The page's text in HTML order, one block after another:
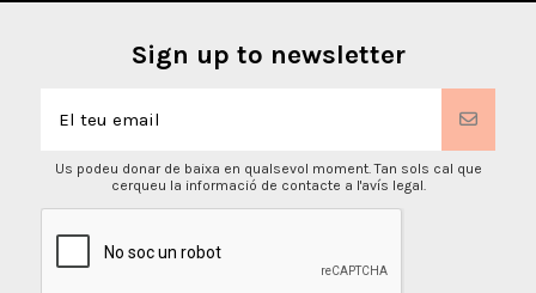
Sign up to newsletter
Us podeu donar de baixa en qualsevol moment. Tan sols cal que
cerqueu la informació de contacte a l'avís legal.